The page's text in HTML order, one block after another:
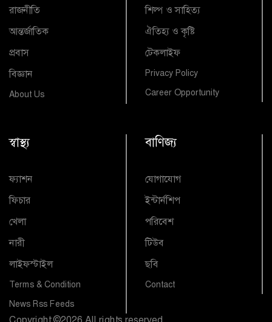
রাজনীতি
আন্তর্জাতিক
প্রবাস
বিজ্ঞান
About Us
শিল্প ও সাহিত্য
ঐতিহ্য ও কৃষ্টি
টেকলাইফ
Privacy Policy
Career Opportunity
স্বাস্থ্য
ফ্যাশন
ফিচার
খেলা
নারী
লাইফস্টাইল
Terms & Condition
News Rss Feeds
বাণিজ্য
যোগাযোগ
ইন্টার্নশিপ
পরিবেশ
টিউব
ছবি
Contact